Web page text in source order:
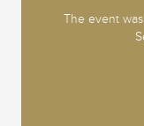
The event